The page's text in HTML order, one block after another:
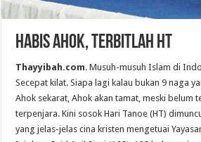
HABIS AHOK, TERBITLAH HT
Thayyibah.com. Musuh-musuh Islam di
Secepat kilat. Siapa lagi kalau bukan 9 naga
Ahok sekarat, Ahok akan tamat, meski belum
terpenjara. Kini sosok Hari Tanoe (HT)
yang jelas-jelas cina kristen mengetuai